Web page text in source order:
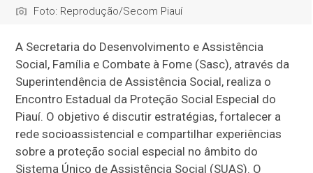
Foto: Reprodução/Secom Piauí
A Secretaria do Desenvolvimento e Assistência
Social, Família e Combate à Fome (Sasc), através da
Superintendência de Assistência Social, realiza o
Encontro Estadual da Proteção Social Especial do
Piauí. O objetivo é discutir estratégias, fortalecer a
rede socioassistencial e compartilhar experiências
sobre a proteção social especial no âmbito do
Sistema Único de Assistência Social (SUAS). O